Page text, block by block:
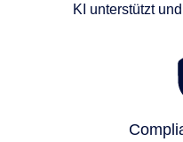
KI unterstützt